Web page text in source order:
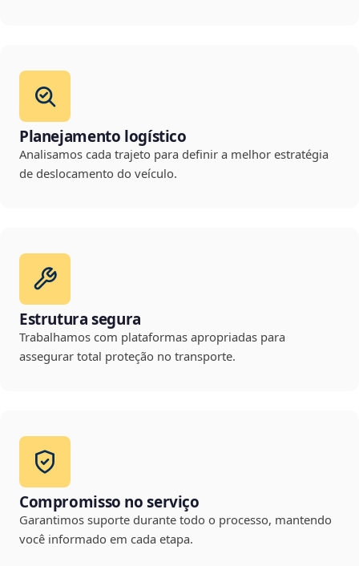
Planejamento logístico
Analisamos cada trajeto para definir a melhor estratégia
de deslocamento do veículo.
Estrutura segura
Trabalhamos com plataformas apropriadas para
assegurar total proteção no transporte.
Compromisso no serviço
Garantimos suporte durante todo o processo, mantendo
você informado em cada etapa.